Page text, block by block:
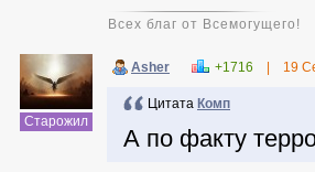
Всех благ от Всемогущего!
Старожил
Asher +1716 19
Цитата Комп
А по факту